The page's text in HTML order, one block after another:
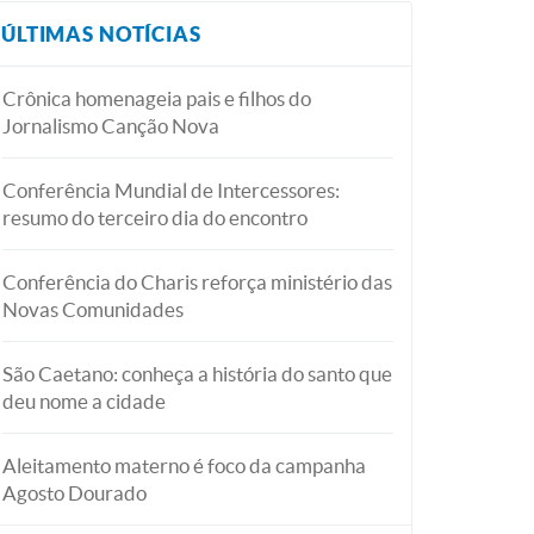
ÚLTIMAS NOTÍCIAS
Crônica homenageia pais e filhos do
Jornalismo Canção Nova
Conferência Mundial de Intercessores:
resumo do terceiro dia do encontro
Conferência do Charis reforça ministério das
Novas Comunidades
São Caetano: conheça a história do santo que
deu nome a cidade
Aleitamento materno é foco da campanha
Agosto Dourado